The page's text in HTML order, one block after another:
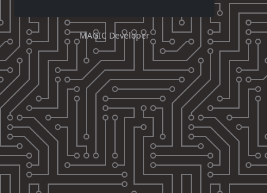
MAGIC Developer